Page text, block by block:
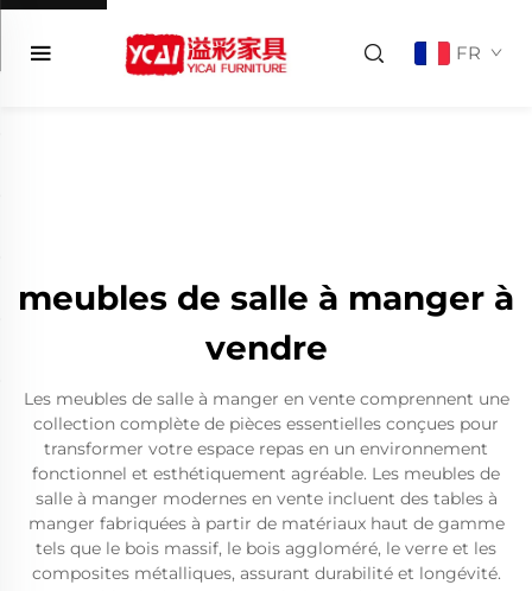
FR
meubles de salle à manger à
vendre
Les meubles de salle à manger en vente comprennent une
collection complète de pièces essentielles conçues pour
transformer votre espace repas en un environnement
fonctionnel et esthétiquement agréable. Les meubles de
salle à manger modernes en vente incluent des tables à
manger fabriquées à partir de matériaux haut de gamme
tels que le bois massif, le bois aggloméré, le verre et les
composites métalliques, assurant durabilité et longévité.